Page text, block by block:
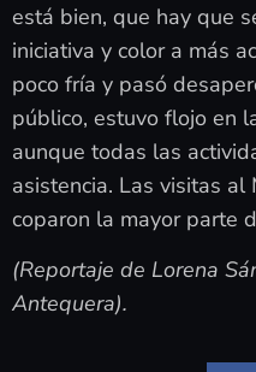
está bien, que hay que
iniciativa y color a más
poco fría y pasó
público, estuvo flojo en
aunque todas las
asistencia. Las visitas al
coparon la mayor parte
(Reportaje de Lorena
Antequera).